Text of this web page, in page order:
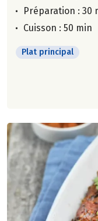
Préparation : 30
Cuisson : 50 min
Plat principal